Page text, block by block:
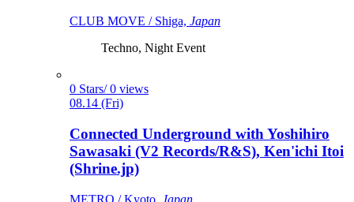
CLUB MOVE / Shiga, Japan
Techno, Night Event
0 Stars/ 0 views
08.14 (Fri)
Connected Underground with Yoshihiro
Sawasaki (V2 Records/R&S), Ken'ichi Itoi
(Shrine.jp)
METRO / Kyoto, Japan